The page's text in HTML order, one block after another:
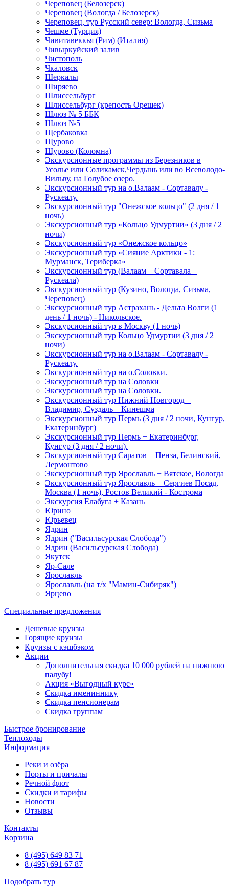
Череповец (Белозерск)
Череповец (Вологда / Белозерск)
Череповец, тур Русский север: Вологда, Сизьма
Чешме (Турция)
Чивитавеккья (Рим) (Италия)
Чивыркуйский залив
Чистополь
Чкаловск
Шеркалы
Ширяево
Шлиссельбург
Шлиссельбург (крепость Орешек)
Шлюз № 5 ББК
Шлюз №5
Щербаковка
Щурово
Щурово (Коломна)
Экскурсионные программы из Березников в
Усолье или Соликамск,Чердынь или во Всеволодо-
Вильву, на Голубое озеро.
Экскурсионный тур на о.Валаам - Сортавалу -
Рускеалу.
Экскурсионный тур "Онежское кольцо" (2 дня / 1
ночь)
Экскурсионный тур «Кольцо Удмуртии» (3 дня / 2
ночи)
Экскурсионный тур «Онежское кольцо»
Экскурсионный тур «Сияние Арктики - 1:
Мурманск, Териберка»
Экскурсионный тур (Валаам – Сортавала –
Рускеала)
Экскурсионный тур (Кузино, Вологда, Сизьма,
Череповец)
Экскурсионный тур Астрахань - Дельта Волги (1
день / 1 ночь) - Никольское.
Экскурсионный тур в Москву (1 ночь)
Экскурсионный тур Кольцо Удмуртии (3 дня / 2
ночи)
Экскурсионный тур на о.Валаам - Сортавалу -
Рускеалу.
Экскурсионный тур на о.Соловки.
Экскурсионный тур на Соловки
Экскурсионный тур на Соловки.
Экскурсионный тур Нижний Новгород –
Владимир, Суздаль – Кинешма
Экскурсионный тур Пермь (3 дня / 2 ночи, Кунгур,
Екатеринбург)
Экскурсионный тур Пермь + Екатеринбург,
Кунгур (3 дня / 2 ночи).
Экскурсионный тур Саратов + Пенза, Белинский,
Лермонтово
Экскурсионный тур Ярославль + Вятское, Вологда
Экскурсионный тур Ярославль + Сергиев Посад,
Москва (1 ночь), Ростов Великий - Кострома
Экскурсия Елабуга + Казань
Юрино
Юрьевец
Ядрин
Ядрин ("Васильсурская Слобода")
Ядрин (Васильсурская Слобода)
Якутск
Яр-Сале
Ярославль
Ярославль (на т/х "Мамин-Сибиряк")
Ярцево
Специальные предложения
Дешевые круизы
Горящие круизы
Круизы с кэшбэком
Акции
Дополнительная скидка 10 000 рублей на нижнюю
палубу!
Акция «Выгодный курс»
Скидка имениннику
Скидка пенсионерам
Скидка группам
Быстрое бронирование
Теплоходы
Информация
Реки и озёра
Порты и причалы
Речной флот
Скидки и тарифы
Новости
Отзывы
Контакты
Корзина
8 (495) 649 83 71
8 (495) 691 67 87
Подобрать тур